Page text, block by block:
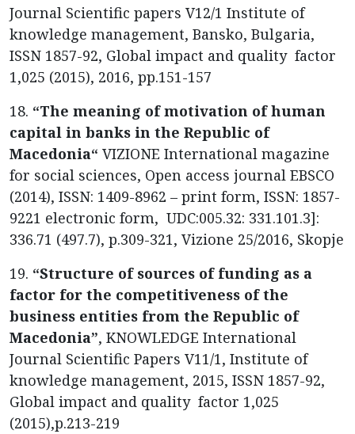
Journal Scientific papers V12/1 Institute of
knowledge management, Bansko, Bulgaria,
ISSN 1857-92, Global impact and quality factor
1,025 (2015), 2016, pp.151-157
18. “The meaning of motivation of human
capital in banks in the Republic of
Macedonia“ VIZIONE International magazine
for social sciences, Open access journal EBSCO
(2014), ISSN: 1409-8962 – print form, ISSN: 1857-
9221 electronic form, UDC:005.32: 331.101.3]:
336.71 (497.7), p.309-321, Vizione 25/2016, Skopje
19. “Structure of sources of funding as a
factor for the competitiveness of the
business entities from the Republic of
Macedonia”, KNOWLEDGE International
Journal Scientific Papers V11/1, Institute of
knowledge management, 2015, ISSN 1857-92,
Global impact and quality factor 1,025
(2015),p.213-219